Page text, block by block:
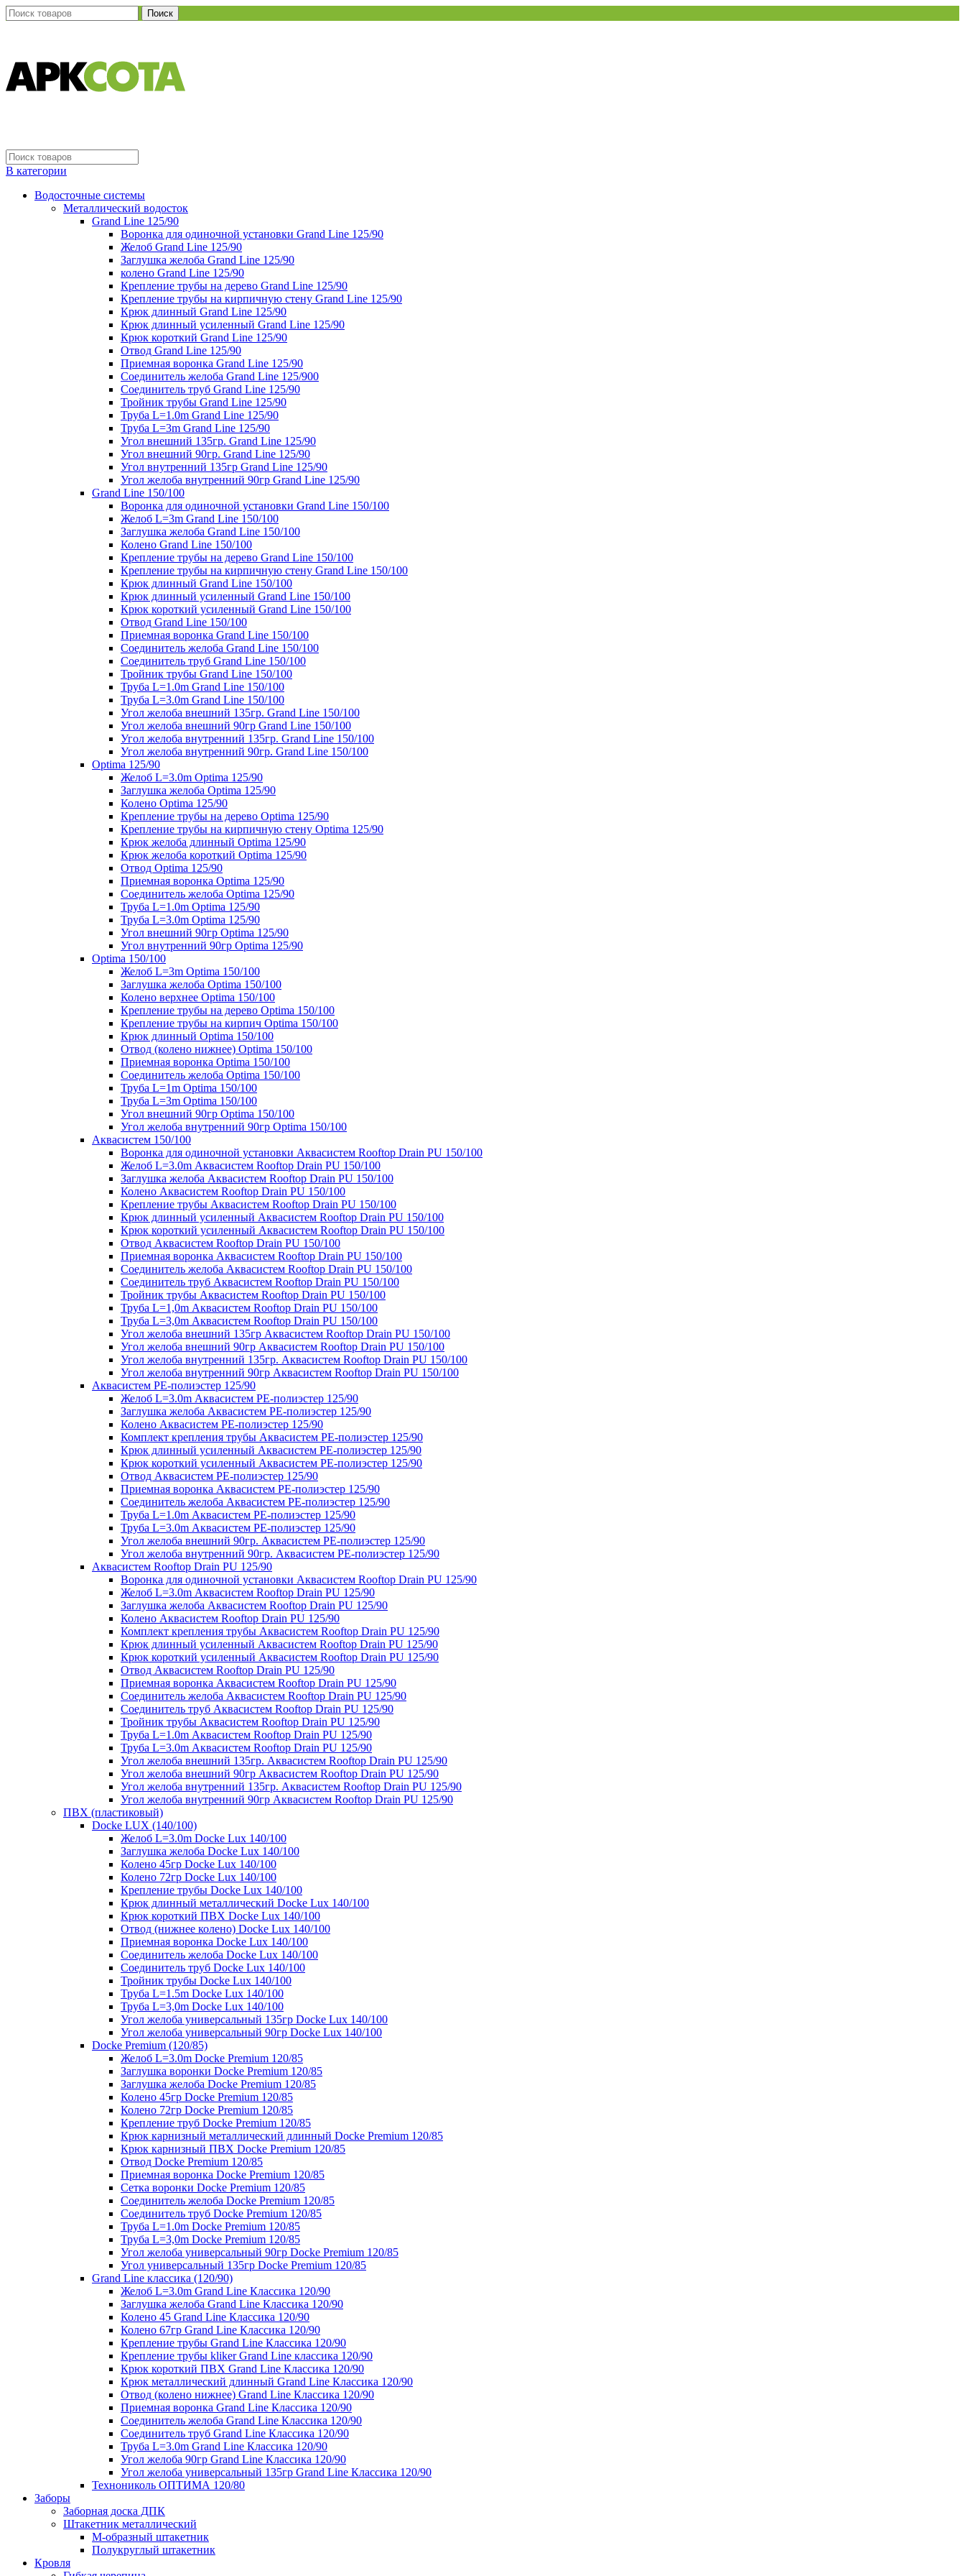
Поиск
В категории
Водосточные системы
Металлический водосток
Grand Line 125/90
Воронка для одиночной установки Grand Line 125/90
Желоб Grand Line 125/90
Заглушка желоба Grand Line 125/90
колено Grand Line 125/90
Крепление трубы на дерево Grand Line 125/90
Крепление трубы на кирпичную стену Grand Line 125/90
Крюк длинный Grand Line 125/90
Крюк длинный усиленный Grand Line 125/90
Крюк короткий Grand Line 125/90
Отвод Grand Line 125/90
Приемная воронка Grand Line 125/90
Соединитель желоба Grand Line 125/900
Соединитель труб Grand Line 125/90
Тройник трубы Grand Line 125/90
Труба L=1.0m Grand Line 125/90
Труба L=3m Grand Line 125/90
Угол внешний 135гр. Grand Line 125/90
Угол внешний 90гр. Grand Line 125/90
Угол внутренний 135гр Grand Line 125/90
Угол желоба внутренний 90гр Grand Line 125/90
Grand Line 150/100
Воронка для одиночной установки Grand Line 150/100
Желоб L=3m Grand Line 150/100
Заглушка желоба Grand Line 150/100
Колено Grand Line 150/100
Крепление трубы на дерево Grand Line 150/100
Крепление трубы на кирпичную стену Grand Line 150/100
Крюк длинный Grand Line 150/100
Крюк длинный усиленный Grand Line 150/100
Крюк короткий усиленный Grand Line 150/100
Отвод Grand Line 150/100
Приемная воронка Grand Line 150/100
Соединитель желоба Grand Line 150/100
Соединитель труб Grand Line 150/100
Тройник трубы Grand Line 150/100
Труба L=1.0m Grand Line 150/100
Труба L=3.0m Grand Line 150/100
Угол желоба внешний 135гр. Grand Line 150/100
Угол желоба внешний 90гр Grand Line 150/100
Угол желоба внутренний 135гр. Grand Line 150/100
Угол желоба внутренний 90гр. Grand Line 150/100
Optima 125/90
Желоб L=3.0m Optima 125/90
Заглушка желоба Optima 125/90
Колено Optima 125/90
Крепление трубы на дерево Optima 125/90
Крепление трубы на кирпичную стену Optima 125/90
Крюк желоба длинный Optima 125/90
Крюк желоба короткий Optima 125/90
Отвод Optima 125/90
Приемная воронка Optima 125/90
Соединитель желоба Optima 125/90
Труба L=1.0m Optima 125/90
Труба L=3.0m Optima 125/90
Угол внешний 90гр Optima 125/90
Угол внутренний 90гр Optima 125/90
Optima 150/100
Желоб L=3m Optima 150/100
Заглушка желоба Optima 150/100
Колено верхнее Optima 150/100
Крепление трубы на дерево Optima 150/100
Крепление трубы на кирпич Optima 150/100
Крюк длинный Optima 150/100
Отвод (колено нижнее) Optima 150/100
Приемная воронка Optima 150/100
Соединитель желоба Optima 150/100
Труба L=1m Optima 150/100
Труба L=3m Optima 150/100
Угол внешний 90гр Optima 150/100
Угол желоба внутренний 90гр Optima 150/100
Аквасистем 150/100
Воронка для одиночной установки Аквасистем Rooftop Drain PU 150/100
Желоб L=3.0m Аквасистем Rooftop Drain PU 150/100
Заглушка желоба Аквасистем Rooftop Drain PU 150/100
Колено Аквасистем Rooftop Drain PU 150/100
Крепление трубы Аквасистем Rooftop Drain PU 150/100
Крюк длинный усиленный Аквасистем Rooftop Drain PU 150/100
Крюк короткий усиленный Аквасистем Rooftop Drain PU 150/100
Отвод Аквасистем Rooftop Drain PU 150/100
Приемная воронка Аквасистем Rooftop Drain PU 150/100
Соединитель желоба Аквасистем Rooftop Drain PU 150/100
Соединитель труб Аквасистем Rooftop Drain PU 150/100
Тройник трубы Аквасистем Rooftop Drain PU 150/100
Труба L=1,0m Аквасистем Rooftop Drain PU 150/100
Труба L=3,0m Аквасистем Rooftop Drain PU 150/100
Угол желоба внешний 135гр Аквасистем Rooftop Drain PU 150/100
Угол желоба внешний 90гр Аквасистем Rooftop Drain PU 150/100
Угол желоба внутренний 135гр. Аквасистем Rooftop Drain PU 150/100
Угол желоба внутренний 90гр Аквасистем Rooftop Drain PU 150/100
Аквасистем PE-полиэстер 125/90
Желоб L=3.0m Аквасистем PE-полиэстер 125/90
Заглушка желоба Аквасистем PE-полиэстер 125/90
Колено Аквасистем PE-полиэстер 125/90
Комплект крепления трубы Аквасистем PE-полиэстер 125/90
Крюк длинный усиленный Аквасистем PE-полиэстер 125/90
Крюк короткий усиленный Аквасистем PE-полиэстер 125/90
Отвод Аквасистем РЕ-полиэстер 125/90
Приемная воронка Аквасистем PE-полиэстер 125/90
Соединитель желоба Аквасистем PE-полиэстер 125/90
Труба L=1.0m Аквасистем PE-полиэстер 125/90
Труба L=3.0m Аквасистем PE-полиэстер 125/90
Угол желоба внешний 90гр. Аквасистем PE-полиэстер 125/90
Угол желоба внутренний 90гр. Аквасистем PE-полиэстер 125/90
Аквасистем Rooftop Drain PU 125/90
Воронка для одиночной установки Аквасистем Rooftop Drain PU 125/90
Желоб L=3.0m Аквасистем Rooftop Drain PU 125/90
Заглушка желоба Аквасистем Rooftop Drain PU 125/90
Колено Аквасистем Rooftop Drain PU 125/90
Комплект крепления трубы Аквасистем Rooftop Drain PU 125/90
Крюк длинный усиленный Аквасистем Rooftop Drain PU 125/90
Крюк короткий усиленный Аквасистем Rooftop Drain PU 125/90
Отвод Аквасистем Rooftop Drain PU 125/90
Приемная воронка Аквасистем Rooftop Drain PU 125/90
Соединитель желоба Аквасистем Rooftop Drain PU 125/90
Соединитель труб Аквасистем Rooftop Drain PU 125/90
Тройник трубы Аквасистем Rooftop Drain PU 125/90
Труба L=1.0m Аквасистем Rooftop Drain PU 125/90
Труба L=3.0m Аквасистем Rooftop Drain PU 125/90
Угол желоба внешний 135гр. Аквасистем Rooftop Drain PU 125/90
Угол желоба внешний 90гр Аквасистем Rooftop Drain PU 125/90
Угол желоба внутренний 135гр. Аквасистем Rooftop Drain PU 125/90
Угол желоба внутренний 90гр Аквасистем Rooftop Drain PU 125/90
ПВХ (пластиковый)
Docke LUX (140/100)
Желоб L=3.0m Docke Lux 140/100
Заглушка желоба Docke Lux 140/100
Колено 45гр Docke Lux 140/100
Колено 72гр Docke Lux 140/100
Крепление трубы Docke Lux 140/100
Крюк длинный металлический Docke Lux 140/100
Крюк короткий ПВХ Docke Lux 140/100
Отвод (нижнее колено) Docke Lux 140/100
Приемная воронка Docke Lux 140/100
Соединитель желоба Docke Lux 140/100
Соединитель труб Docke Lux 140/100
Тройник трубы Docke Lux 140/100
Труба L=1.5m Docke Lux 140/100
Труба L=3,0m Docke Lux 140/100
Угол желоба универсальный 135гр Docke Lux 140/100
Угол желоба универсальный 90гр Docke Lux 140/100
Docke Premium (120/85)
Желоб L=3.0m Docke Premium 120/85
Заглушка воронки Docke Premium 120/85
Заглушка желоба Docke Premium 120/85
Колено 45гр Docke Premium 120/85
Колено 72гр Docke Premium 120/85
Крепление труб Docke Premium 120/85
Крюк карнизный металлический длинный Docke Premium 120/85
Крюк карнизный ПВХ Docke Premium 120/85
Отвод Docke Premium 120/85
Приемная воронка Docke Premium 120/85
Сетка воронки Docke Premium 120/85
Соединитель желоба Docke Premium 120/85
Соединитель труб Docke Premium 120/85
Труба L=1.0m Docke Premium 120/85
Труба L=3,0m Docke Premium 120/85
Угол желоба универсальный 90гр Docke Premium 120/85
Угол универсальный 135гр Docke Premium 120/85
Grand Line классика (120/90)
Желоб L=3.0m Grand Line Классика 120/90
Заглушка желоба Grand Line Классика 120/90
Колено 45 Grand Line Классика 120/90
Колено 67гр Grand Line Классика 120/90
Крепление трубы Grand Line Классика 120/90
Крепление трубы kliker Grand Line классика 120/90
Крюк короткий ПВХ Grand Line Классика 120/90
Крюк металлический длинный Grand Line Классика 120/90
Отвод (колено нижнее) Grand Line Классика 120/90
Приемная воронка Grand Line Классика 120/90
Соединитель желоба Grand Line Классика 120/90
Соединитель труб Grand Line Классика 120/90
Труба L=3.0m Grand Line Классика 120/90
Угол желоба 90гр Grand Line Классика 120/90
Угол желоба универсальный 135гр Grand Line Классика 120/90
Технониколь ОПТИМА 120/80
Заборы
Заборная доска ДПК
Штакетник металлический
М-образный штакетник
Полукруглый штакетник
Кровля